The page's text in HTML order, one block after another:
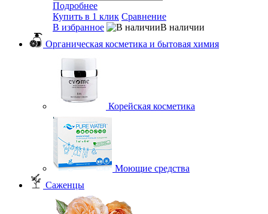
Подробнее
Купить в 1 клик Сравнение
В избранное
В наличии
Органическая косметика и бытовая химия
Корейская косметика
Моющие средства
Саженцы